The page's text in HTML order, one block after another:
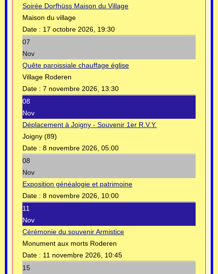
Soirée Dorfhüss Maison du Village
Maison du village
Date : 17 octobre 2026, 19:30
07
Nov
Quête paroissiale chauffage église
Village Roderen
Date : 7 novembre 2026, 13:30
08
Nov
Déplacement à Joigny - Souvenir 1er R.V.Y.
Joigny (89)
Date : 8 novembre 2026, 05:00
08
Nov
Exposition généalogie et patrimoine
Date : 8 novembre 2026, 10:00
11
Nov
Cérémonie du souvenir Armistice
Monument aux morts Roderen
Date : 11 novembre 2026, 10:45
15